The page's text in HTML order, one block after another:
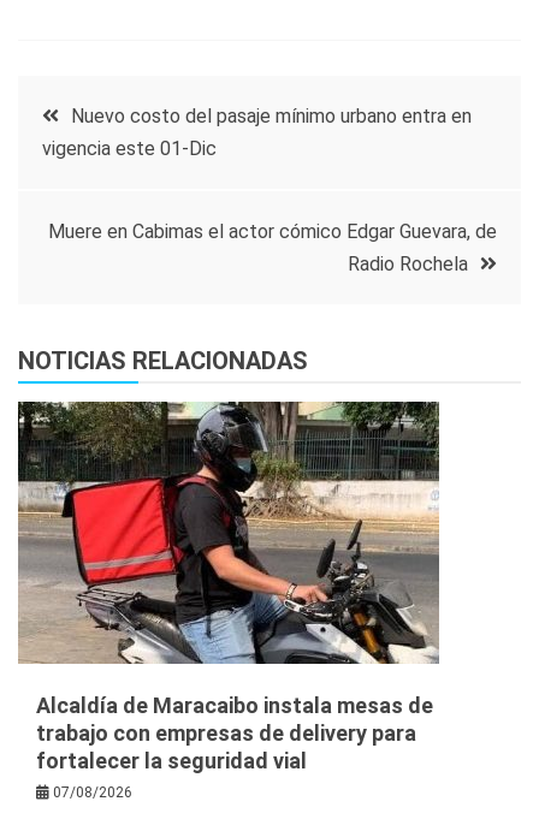
Navegación
de
entradas
Nuevo costo del pasaje mínimo urbano entra en
vigencia este 01-Dic
Muere en Cabimas el actor cómico Edgar Guevara, de
Radio Rochela
NOTICIAS RELACIONADAS
Alcaldía de Maracaibo instala mesas de
trabajo con empresas de delivery para
fortalecer la seguridad vial
07/08/2026